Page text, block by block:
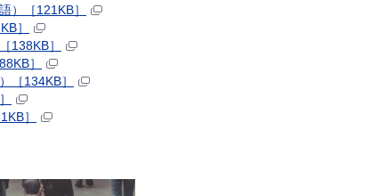
）［121KB］
］
138KB］
］
［134KB］
］